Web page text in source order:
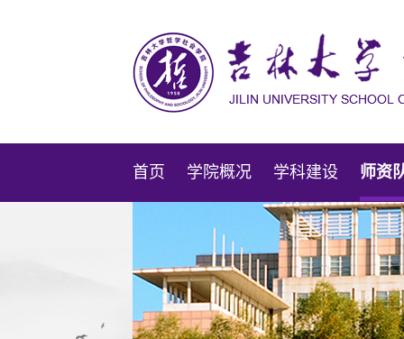
首页 学院概况 学科建设 师资